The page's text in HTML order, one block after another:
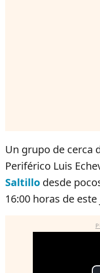
Un grupo de cerca
Periférico Luis
Saltillo desde
16:00 horas de este